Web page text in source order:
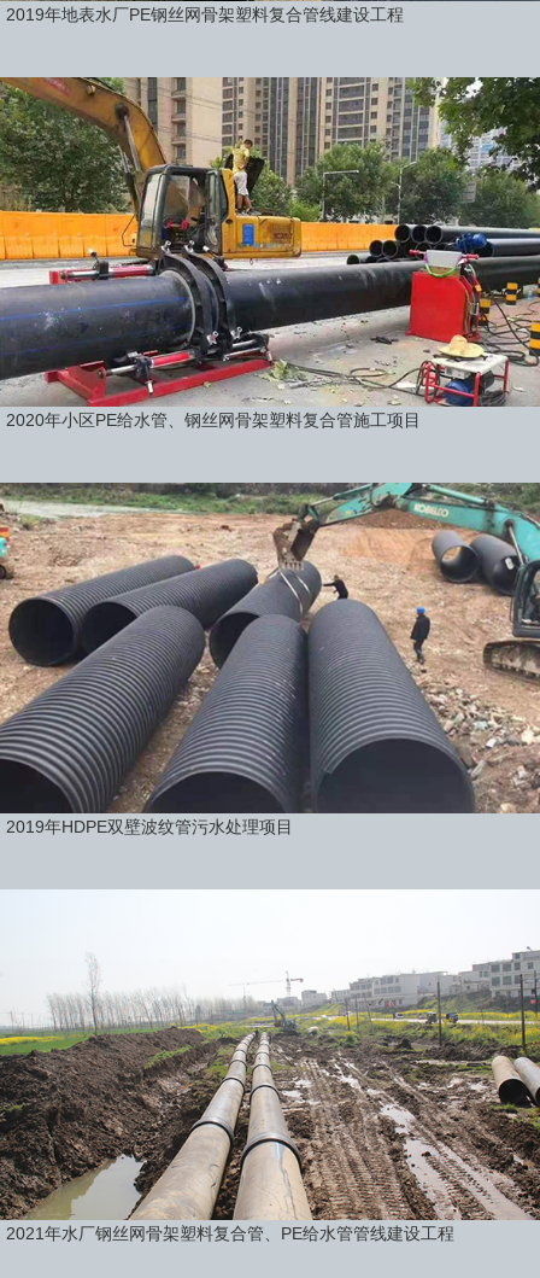
2019年地表水厂PE钢丝网骨架塑料复合管线建设工程
2020年小区PE给水管、钢丝网骨架塑料复合管施工项目
2019年HDPE双壁波纹管污水处理项目
2021年水厂钢丝网骨架塑料复合管、PE给水管管线建设工程